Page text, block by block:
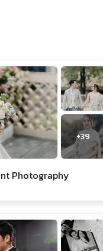
+39
Photography